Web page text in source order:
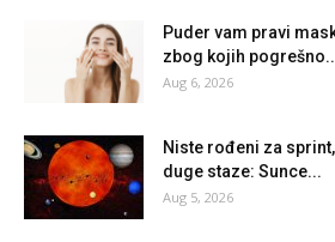
Puder vam pravi
zbog kojih
Aug 6, 2026
Niste rođeni za
duge staze: Sunce...
Aug 5, 2026